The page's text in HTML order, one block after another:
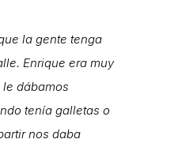
la gente tenga
Enrique era muy
dábamos
tenía galletas o
nos daba